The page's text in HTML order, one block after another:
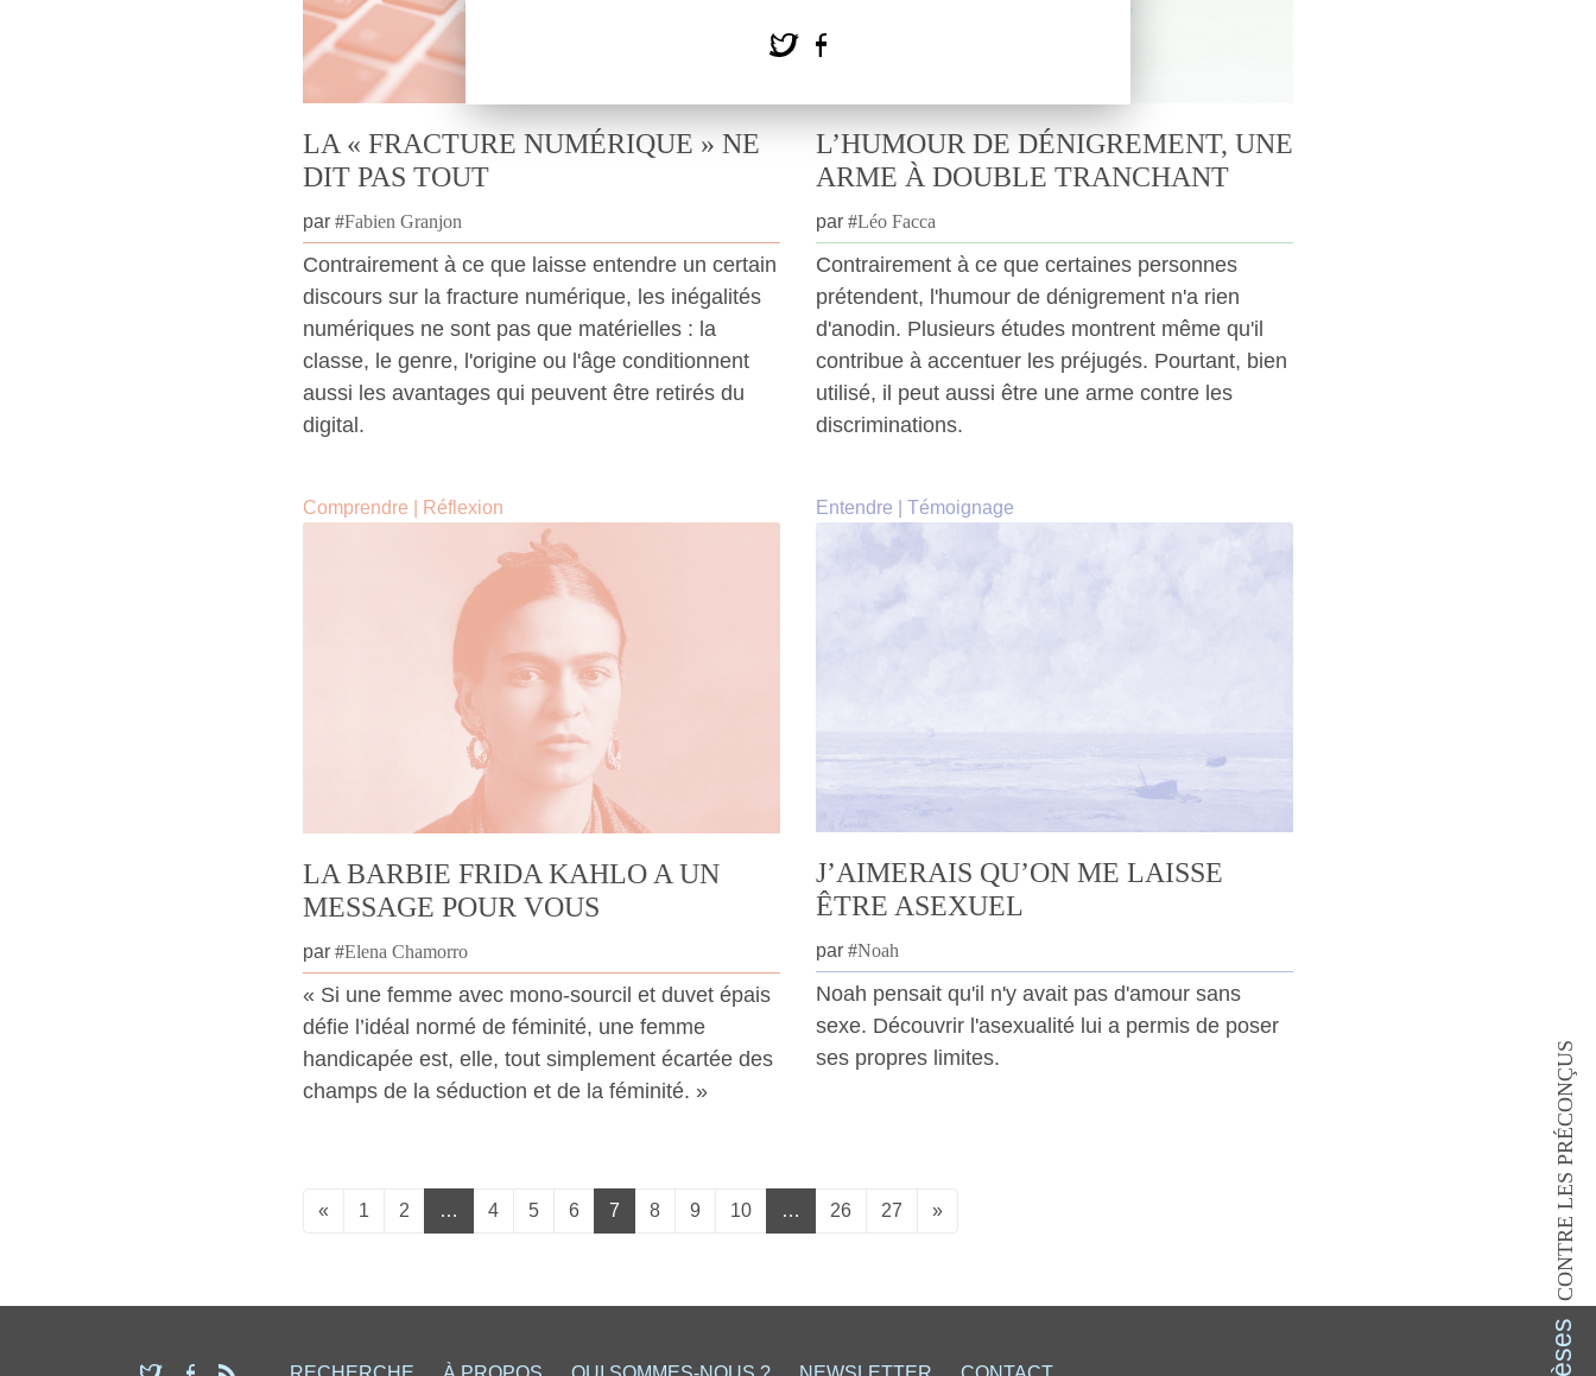
CONTRE LES PRÉCONÇUS
LA « FRACTURE NUMÉRIQUE » NE
DIT PAS TOUT
par #Fabien Granjon
Contrairement à ce que laisse entendre un certain
discours sur la fracture numérique, les inégalités
numériques ne sont pas que matérielles : la
classe, le genre, l'origine ou l'âge conditionnent
aussi les avantages qui peuvent être retirés du
digital.
L’HUMOUR DE DÉNIGREMENT, UNE
ARME À DOUBLE TRANCHANT
par #Léo Facca
Contrairement à ce que certaines personnes
prétendent, l'humour de dénigrement n'a rien
d'anodin. Plusieurs études montrent même qu'il
contribue à accentuer les préjugés. Pourtant, bien
utilisé, il peut aussi être une arme contre les
discriminations.
Comprendre Réflexion
LA BARBIE FRIDA KAHLO A UN
MESSAGE POUR VOUS
par #Elena Chamorro
« Si une femme avec mono-sourcil et duvet épais
défie l’idéal normé de féminité, une femme
handicapée est, elle, tout simplement écartée des
champs de la séduction et de la féminité. »
Entendre Témoignage
J’AIMERAIS QU’ON ME LAISSE
ÊTRE ASEXUEL
par #Noah
Noah pensait qu'il n'y avait pas d'amour sans
sexe. Découvrir l'asexualité lui a permis de poser
ses propres limites.
« 1 2 … 4 5 6 7 8 9 10 … 26 27 »
dièses